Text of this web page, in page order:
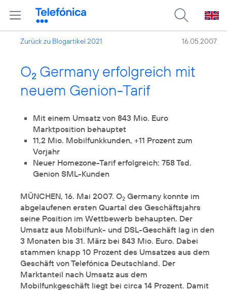
Zurück zu Blogartikel 2021 16.05.2007
O2 Germany erfolgreich mit
neuem Genion-Tarif
Mit einem Umsatz von 843 Mio. Euro
Marktposition behauptet
11,2 Mio. Mobilfunkkunden, +11 Prozent zum
Vorjahr
Neuer Homezone-Tarif erfolgreich: 758 Tsd.
Genion SML-Kunden
MÜNCHEN, 16. Mai 2007. O2 Germany konnte im
abgelaufenen ersten Quartal des Geschäftsjahrs
seine Position im Wettbewerb behaupten. Der
Umsatz aus Mobilfunk- und DSL-Geschäft lag in den
3 Monaten bis 31. März bei 843 Mio. Euro. Dabei
stammen knapp 10 Prozent des Umsatzes aus dem
Geschäft von Telefónica Deutschland. Der
Marktanteil nach Umsatz aus dem
Mobilfunkgeschäft liegt bei circa 14 Prozent. Damit